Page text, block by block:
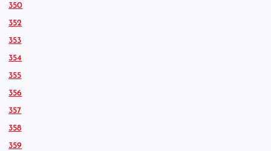
350
352
353
354
355
356
357
358
359